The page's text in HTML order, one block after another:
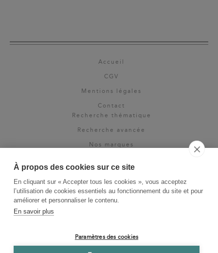
À propos des cookies sur ce site
En cliquant sur « Accepter tous les cookies », vous acceptez
l’utilisation de cookies essentiels au fonctionnement du site et pour
améliorer et personnaliser le contenu.
En savoir plus
Paramètres des cookies
Accueil
CGV
Mentions légales
Contact
Recherche thématique
Recherche avancée
Nos marques
Espace pro
Newsletter
La Vie des Classiques